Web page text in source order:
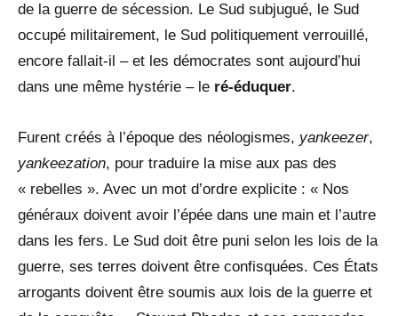
de la guerre de sécession. Le Sud subjugué, le Sud
occupé militairement, le Sud politiquement verrouillé,
encore fallait-il – et les démocrates sont aujourd’hui
dans une même hystérie – le ré-éduquer.
Furent créés à l’époque des néologismes, yankeezer,
yankeezation, pour traduire la mise aux pas des
« rebelles ». Avec un mot d’ordre explicite : « Nos
généraux doivent avoir l’épée dans une main et l’autre
dans les fers. Le Sud doit être puni selon les lois de la
guerre, ses terres doivent être confisquées. Ces États
arrogants doivent être soumis aux lois de la guerre et